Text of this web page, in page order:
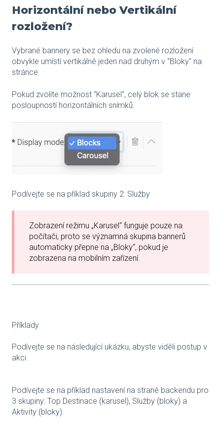
Horizontální nebo Vertikální
rozložení?
Vybrané bannery se bez ohledu na zvolené rozložení
obvykle umístí vertikálně jeden nad druhým v "Bloky" na
stránce.
Pokud zvolíte možnost "Karusel", celý blok se stane
posloupností horizontálních snímků.
Podívejte se na příklad skupiny 2: Služby
Zobrazení režimu „Karusel“ funguje pouze na
počítači, proto se významná skupina bannerů
automaticky přepne na „Bloky“, pokud je
zobrazena na mobilním zařízení.
Příklady
Podívejte se na následující ukázku, abyste viděli postup v
akci.
Podívejte se na příklad nastavení na straně backendu pro
3 skupiny: Top Destinace (karusel), Služby (bloky) a
Aktivity (bloky).